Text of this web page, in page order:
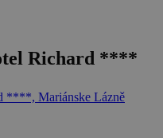
Richard ****